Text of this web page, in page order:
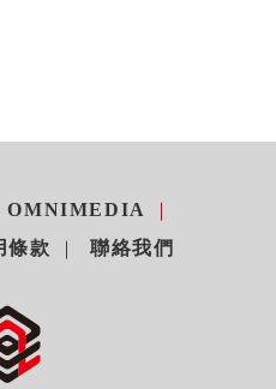
OMNIMEDIA
條款
聯絡我們